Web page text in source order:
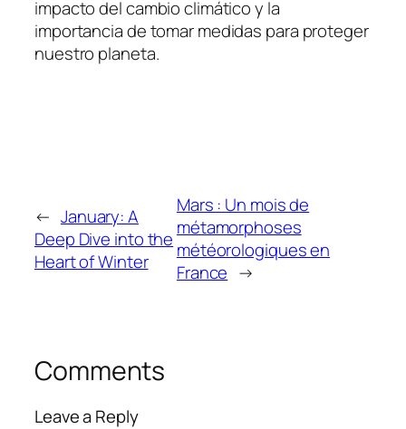
impacto del cambio climático y la
importancia de tomar medidas para proteger
nuestro planeta.
← January: A
Deep Dive into the
Heart of Winter
Mars : Un mois de
métamorphoses
météorologiques en
France →
Comments
Leave a Reply